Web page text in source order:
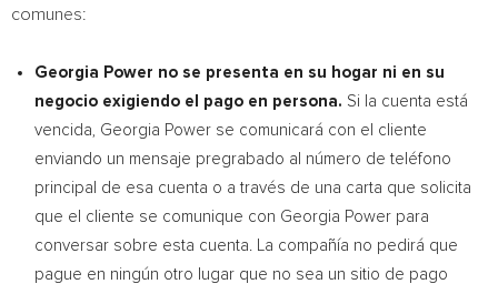
comunes:
Georgia Power no se presenta en su hogar ni en su
negocio exigiendo el pago en persona. Si la cuenta está
vencida, Georgia Power se comunicará con el cliente
enviando un mensaje pregrabado al número de teléfono
principal de esa cuenta o a través de una carta que solicita
que el cliente se comunique con Georgia Power para
conversar sobre esta cuenta. La compañía no pedirá que
pague en ningún otro lugar que no sea un sitio de pago